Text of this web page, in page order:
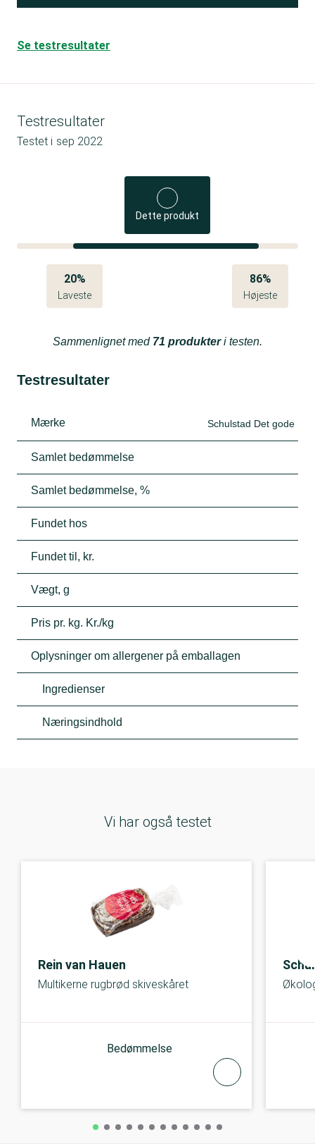
Se testresultater
Testresultater
Testet i sep 2022
Dette produkt
20%
Laveste
86%
Højeste
Sammenlignet med 71 produkteri testen.
Testresultater
Mærke Schulstad Det gode
Samlet bedømmelse
Samlet bedømmelse, %
Fundet hos
Fundet til, kr.
Vægt, g
Pris pr. kg. Kr./kg
Oplysninger om allergener på emballagen
Ingredienser
Næringsindhold
Vi har også testet
Rein van Hauen
Multikerne rugbrød skiveskåret
Bedømmelse